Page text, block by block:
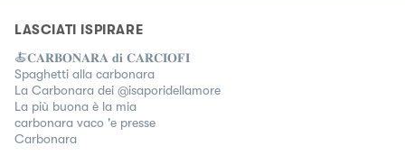
LASCIATI ISPIRARE
🍝𝐂𝐀𝐑𝐁𝐎𝐍𝐀𝐑𝐀 𝐝𝐢 𝐂𝐀𝐑𝐂𝐈𝐎𝐅𝐈
Spaghetti alla carbonara
La Carbonara dei @isaporidellamore
La più buona è la mia
carbonara vaco 'e presse
Carbonara